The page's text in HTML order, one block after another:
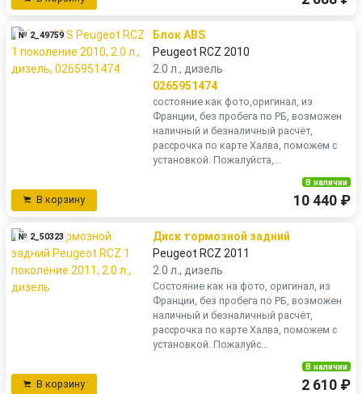
№ 2_49759
Блок ABS
Peugeot RCZ 2010
2.0 л., дизель
0265951474
состояние как фото,оригинал, из
Франции, без пробега по РБ, возможен
наличный и безналичный расчёт,
рассрочка по карте Халва, поможем с
установкой. Пожалуйста,...
В корзину
В наличии
10 440 ₽
№ 2_50323
Диск тормозной задний
Peugeot RCZ 2011
2.0 л., дизель
Состояние как на фото, оригинал, из
Франции, без пробега по РБ, возможен
наличный и безналичный расчёт,
рассрочка по карте Халва, поможем с
установкой. Пожалуйс...
В корзину
В наличии
2 610 ₽